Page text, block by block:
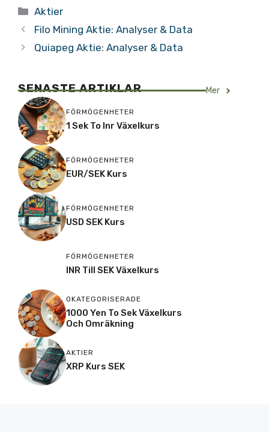
Kategorier
Aktier
Filo Mining Aktie: Analyser & Data
Quiapeg Aktie: Analyser & Data
SENASTE ARTIKLAR Mer
FÖRMÖGENHETER
1 Sek To Inr Växelkurs
FÖRMÖGENHETER
EUR/SEK Kurs
FÖRMÖGENHETER
USD SEK Kurs
FÖRMÖGENHETER
INR Till SEK Växelkurs
OKATEGORISERADE
1000 Yen To Sek Växelkurs
Och Omräkning
AKTIER
XRP Kurs SEK